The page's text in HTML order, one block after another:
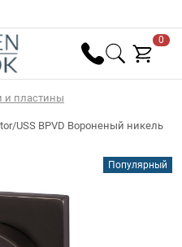
0
и пластины
USS BPVD Вороненый никель
Популярный